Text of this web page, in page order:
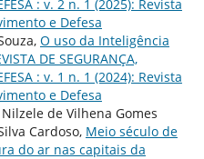
: v. 2 n. 1 (2025): Revista
e Defesa
O uso da Inteligência
DE SEGURANÇA,
: v. 1 n. 1 (2024): Revista
e Defesa
de Vilhena Gomes
Cardoso, Meio século de
do ar nas capitais da